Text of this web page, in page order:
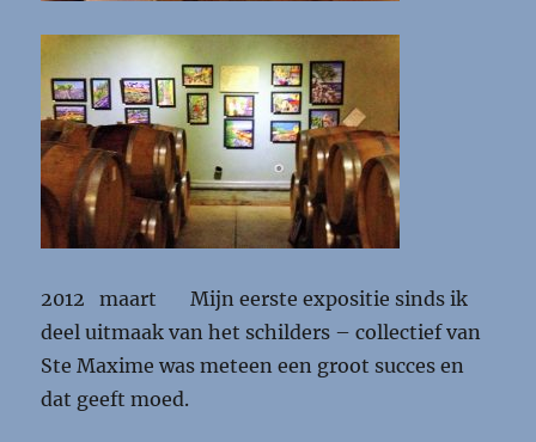
2012 maart Mijn eerste expositie sinds ik
deel uitmaak van het schilders – collectief van
Ste Maxime was meteen een groot succes en
dat geeft moed.